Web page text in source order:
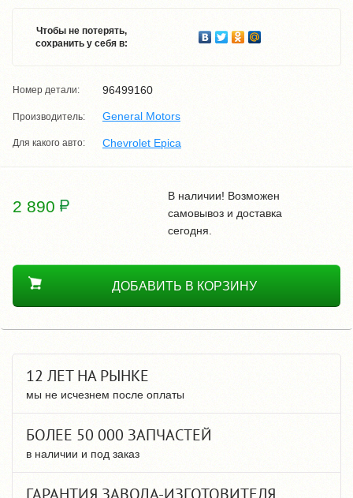
Чтобы не потерять,
сохранить у себя в:
Номер детали: 96499160
Производитель: General Motors
Для какого авто: Chevrolet Epica
2 890
В наличии! Возможен
самовывоз и доставка
сегодня.
ДОБАВИТЬ В КОРЗИНУ
12 ЛЕТ НА РЫНКЕ
мы не исчезнем после оплаты
БОЛЕЕ 50 000 ЗАПЧАСТЕЙ
в наличии и под заказ